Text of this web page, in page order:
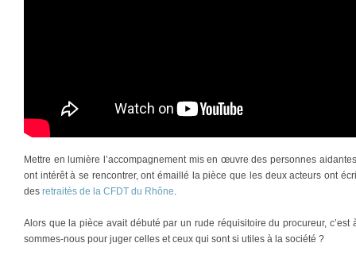
Mettre en lumière l’accompagnement mis en œuvre des personnes
ont intérêt à se rencontrer, ont émaillé la pièce que les deux acteurs ont
des retraités de la CFDT du Rhône
Alors que la pièce avait débuté par un rude réquisitoire du procureur,
sommes-nous pour juger celles et ceux qui sont si utiles à la société ?